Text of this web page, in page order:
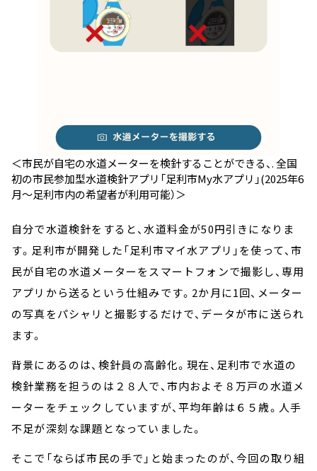
＜市民が自宅の水道メーターを検針することができる、. 全国
初の市民参加型水道検針アプリ「足利市My水アプリ」(2025年6
月～足利市内の希望者が利用可能）＞
自分で水道検針をすると、水道料金が50円引きになりま
す。足利市が開発した「足利市マイ水アプリ」を使って、市
民が自宅の水道メーターをスマートフォンで撮影し、専用
アプリから送るという仕組みです。2か月に1回、メーター
の写真をパシャリと撮影するだけで、データが市に送られ
ます。
背景にあるのは、検針員の高齢化。現在、足利市で水道の
検針業務を担うのは２８人で、市内およそ８万戸の水道メ
ーターをチェックしていますが、平均年齢は６５歳。人手
不足が深刻な課題となっていました。
そこで「ならば市民の手で」と始まったのが、今回の取り組